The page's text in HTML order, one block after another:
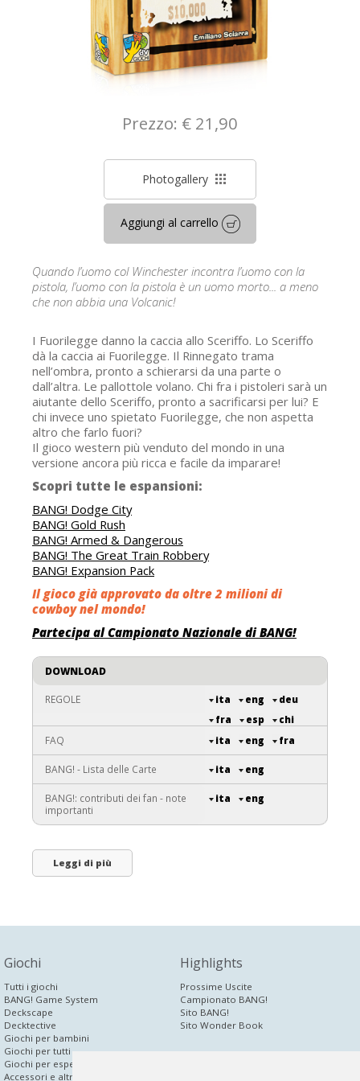
Prezzo: € 21,90
Photogallery
Aggiungi al carrello
Quando l’uomo col Winchester incontra l’uomo con la
pistola, l’uomo con la pistola è un uomo morto... a meno
che non abbia una Volcanic!
I Fuorilegge danno la caccia allo Sceriffo. Lo Sceriffo
dà la caccia ai Fuorilegge. Il Rinnegato trama
nell’ombra, pronto a schierarsi da una parte o
dall’altra. Le pallottole volano. Chi fra i pistoleri sarà un
aiutante dello Sceriffo, pronto a sacrificarsi per lui? E
chi invece uno spietato Fuorilegge, che non aspetta
altro che farlo fuori?
Il gioco western più venduto del mondo in una
versione ancora più ricca e facile da imparare!
Scopri tutte le espansioni:
BANG! Dodge City
BANG! Gold Rush
BANG! Armed & Dangerous
BANG! The Great Train Robbery
BANG! Expansion Pack
Il gioco già approvato da oltre 2 milioni di
cowboy nel mondo!
Partecipa alCampionato Nazionale di BANG!
DOWNLOAD
REGOLE ita eng
deu
fra
esp chi
FAQ ita eng fra
BANG! - Lista delle Carte ita eng
BANG!: contributi dei fan - note
importanti
ita eng
Leggi di più
Giochi
Tutti i giochi
BANG! Game System
Deckscape
Decktective
Giochi per bambini
Giochi per tutti
Giochi per esperti
Accessori e altri prodotti
Highlights
Prossime Uscite
Campionato BANG!
Sito BANG!
Sito Wonder Book
dV Corporate